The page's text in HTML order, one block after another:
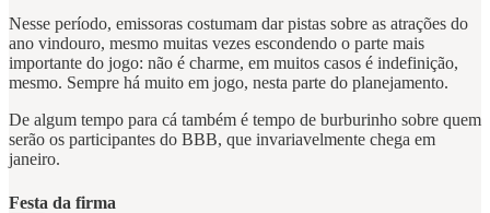
Nesse período, emissoras costumam dar pistas sobre as atrações do
ano vindouro, mesmo muitas vezes escondendo o parte mais
importante do jogo: não é charme, em muitos casos é indefinição,
mesmo. Sempre há muito em jogo, nesta parte do planejamento.
De algum tempo para cá também é tempo de burburinho sobre quem
serão os participantes do BBB, que invariavelmente chega em
janeiro.
Festa da firma